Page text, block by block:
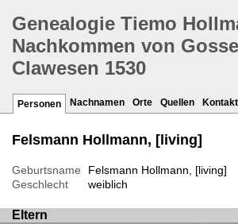
Genealogie Tiemo
Nachkommen von
Clawesen 1530
Personen Nachnamen Orte Quellen Kontakt
Felsmann Hollmann, [living]
Geburtsname
Felsmann Hollmann, [living]
Geschlecht
weiblich
Eltern